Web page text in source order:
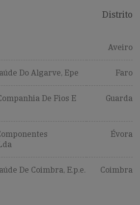
Distrito
Aveiro
Do Algarve, Epe Faro
De Fios E
Guarda
Évora
De Coimbra, E.p.e. Coimbra